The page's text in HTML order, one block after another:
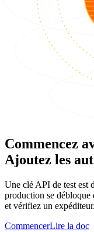
Commencez
Ajoutez les
Une clé API de test est
production se débloque
et vérifiez un expéditeur.
CommencerLire la doc